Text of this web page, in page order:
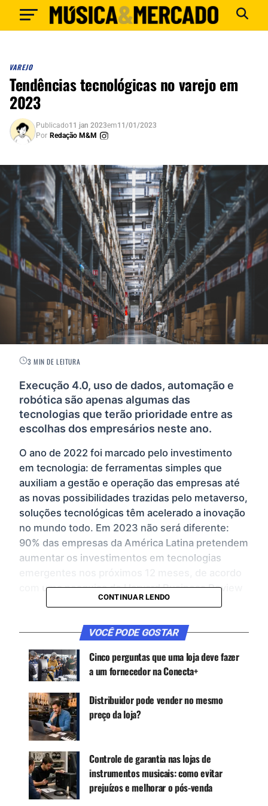
VAREJO
Tendências tecnológicas no varejo em
2023
Publicado11 jan 2023em11/01/2023
Por Redação M&M
3 MIN DE LEITURA
Execução 4.0, uso de dados, automação e
robótica são apenas algumas das
tecnologias que terão prioridade entre as
escolhas dos empresários neste ano.
O ano de 2022 foi marcado pelo investimento
em tecnologia: de ferramentas simples que
auxiliam a gestão e operação das empresas até
as novas possibilidades trazidas pelo metaverso,
soluções tecnológicas têm acelerado a inovação
no mundo todo. Em 2023 não será diferente:
90% das empresas da América Latina pretendem
aumentar os investimentos em tecnologias
com uma pesquisa do Harvard Business Review
Analytic Services e NTT DATA.
CONTINUE ACOMPANHANDO
Receba novas matérias do Música & Mercado no
WhatsApp e no Google News.
Canal WhatsApp
CONTINUAR LENDO
VOCÊ PODE GOSTAR
Cinco perguntas que uma loja deve fazer
a um fornecedor na Conecta+
Distribuidor pode vender no mesmo
preço da loja?
Controle de garantia nas lojas de
instrumentos musicais: como evitar
prejuízos e melhorar o pós-venda